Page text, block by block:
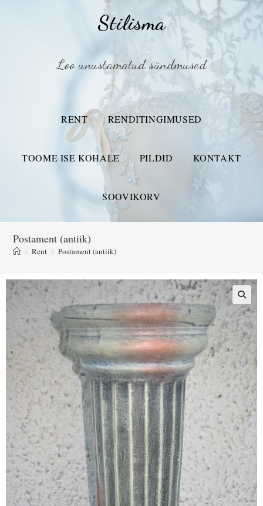
Stilisma
Loo unustamatud sündmused
RENT RENDITINGIMUSED
TOOME ISE KOHALE PILDID KONTAKT
SOOVIKORV
Postament (antiik)
> Rent > Postament (antiik)